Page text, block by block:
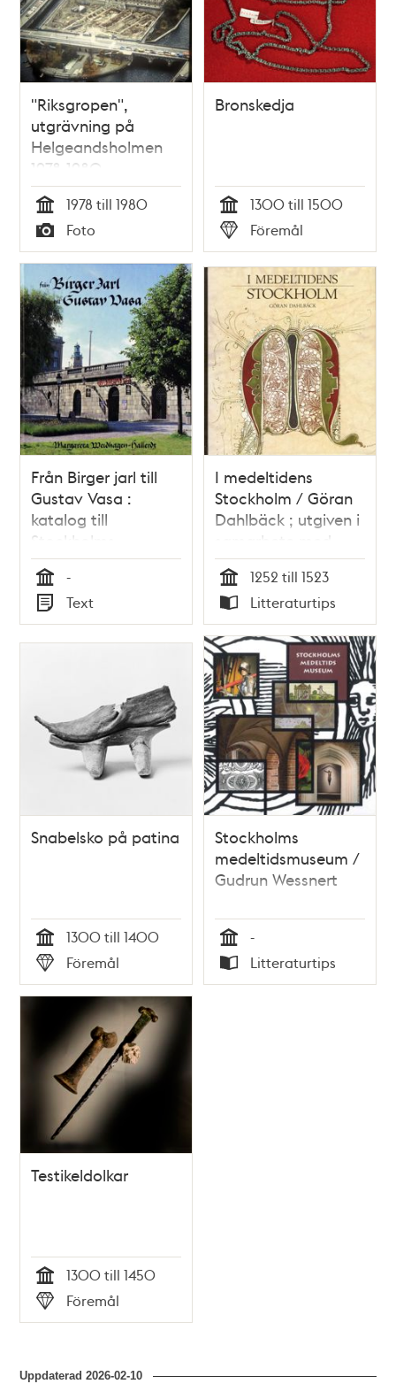
och
teman
"Riksgropen",
utgrävning på
Helgeandsholmen
1978-1980
Tid
1978 till 1980
Typ
Foto
Bronskedja
Tid
1300 till 1500
Typ
Föremål
Från Birger jarl till
Gustav Vasa :
katalog till
Stockholms
medeltidsmuseum /
Margareta
Weidhagen-Hallerdt
Tid
-
Typ
Text
I medeltidens
Stockholm / Göran
Dahlbäck ; utgiven i
samarbete med
Stockholms
medeltidsmuseum
Tid
1252 till 1523
Typ
Litteraturtips
Snabelsko på patina
Tid
1300 till 1400
Typ
Föremål
Stockholms
medeltidsmuseum /
Gudrun Wessnert
Tid
-
Typ
Litteraturtips
Testikeldolkar
Tid
1300 till 1450
Typ
Föremål
Uppdaterad2026-02-10